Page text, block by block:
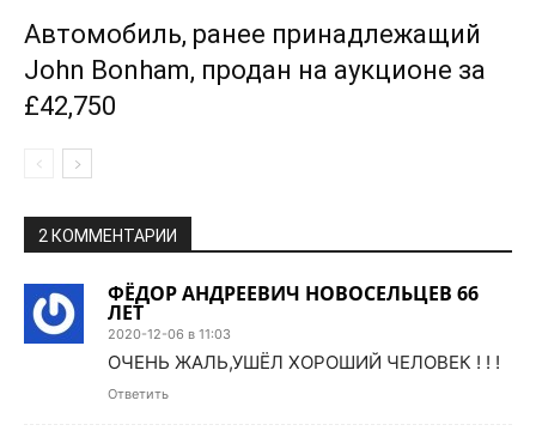
Автомобиль, ранее принадлежащий
John Bonham, продан на аукционе за
£42,750
2 КОММЕНТАРИИ
ФЁДОР АНДРЕЕВИЧ НОВОСЕЛЬЦЕВ 66
ЛЕТ
2020-12-06 в 11:03
ОЧЕНЬ ЖАЛЬ,УШЁЛ ХОРОШИЙ ЧЕЛОВЕК ! ! !
Ответить